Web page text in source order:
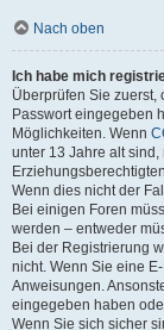
Nach oben
Ich habe mich
Überprüfen Sie zuerst,
Passwort eingegeben
Möglichkeiten. Wenn
unter 13 Jahre alt
Wenn dies nicht der
Bei einigen Foren
werden – entweder
Bei der Registrierung
nicht. Wenn Sie eine
Anweisungen.
eingegeben haben
Wenn Sie sich sicher